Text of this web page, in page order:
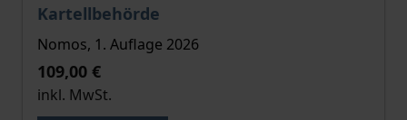
Kartellbehörde
Nomos, 1. Auflage 2026
109,00 €
inkl. MwSt.